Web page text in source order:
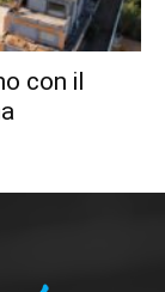
con il